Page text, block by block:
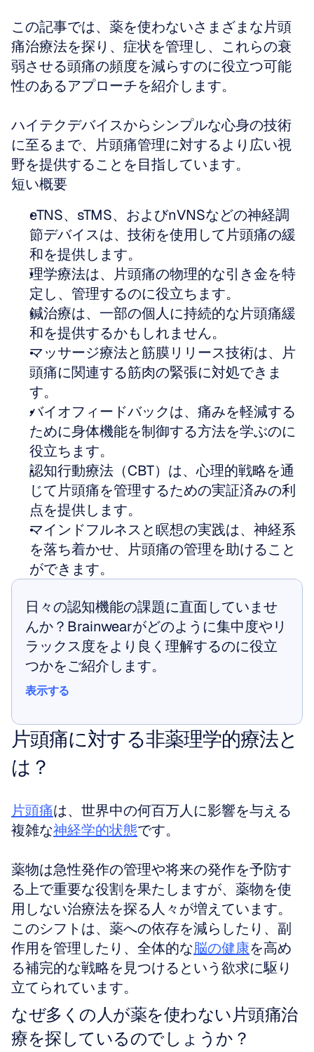
この記事では、薬を使わないさまざまな片頭
痛治療法を探り、症状を管理し、これらの衰
弱させる頭痛の頻度を減らすのに役立つ可能
性のあるアプローチを紹介します。
ハイテクデバイスからシンプルな心身の技術
に至るまで、片頭痛管理に対するより広い視
野を提供することを目指しています。
短い概要
eTNS、sTMS、およびnVNSなどの神経調
節デバイスは、技術を使用して片頭痛の緩
和を提供します。
理学療法は、片頭痛の物理的な引き金を特
定し、管理するのに役立ちます。
鍼治療は、一部の個人に持続的な片頭痛緩
和を提供するかもしれません。
マッサージ療法と筋膜リリース技術は、片
頭痛に関連する筋肉の緊張に対処できま
す。
バイオフィードバックは、痛みを軽減する
ために身体機能を制御する方法を学ぶのに
役立ちます。
認知行動療法（CBT）は、心理的戦略を通
じて片頭痛を管理するための実証済みの利
点を提供します。
マインドフルネスと瞑想の実践は、神経系
を落ち着かせ、片頭痛の管理を助けること
ができます。
日々の認知機能の課題に直面していませ
んか？Brainwearがどのように集中度やリ
ラックス度をより良く理解するのに役立
つかをご紹介します。
表示する
片頭痛に対する非薬理学的療法と
は？
片頭痛は、世界中の何百万人に影響を与える
複雑な神経学的状態です。
薬物は急性発作の管理や将来の発作を予防す
る上で重要な役割を果たしますが、薬物を使
用しない治療法を探る人々が増えています。
このシフトは、薬への依存を減らしたり、副
作用を管理したり、全体的な脳の健康を高め
る補完的な戦略を見つけるという欲求に駆り
立てられています。
なぜ多くの人が薬を使わない片頭痛治
療を探しているのでしょうか？